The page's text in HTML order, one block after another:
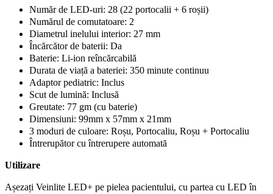
Număr de LED-uri: 28 (22 portocalii + 6 roșii)
Numărul de comutatoare: 2
Diametrul inelului interior: 27 mm
Încărcător de baterii: Da
Baterie: Li-ion reîncărcabilă
Durata de viață a bateriei: 350 minute continuu
Adaptor pediatric: Inclus
Scut de lumină: Inclusă
Greutate: 77 gm (cu baterie)
Dimensiuni: 99mm x 57mm x 21mm
3 moduri de culoare: Roșu, Portocaliu, Roșu + Portocaliu
Întrerupător cu întrerupere automată
Utilizare
Așezați Veinlite LED+ pe pielea pacientului, cu partea cu LED în